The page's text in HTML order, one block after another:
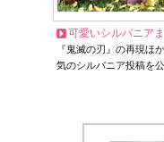
可愛いシルバニア
『鬼滅の刃』の再現ほ
気のシルバニア投稿を